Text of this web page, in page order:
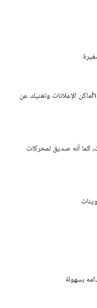
لوحة تحكم سهلة الاستخدام تحتوي على hماكن الإعلانات وتغنيك عن
كما أنه صديق لمحركات
بسهولة